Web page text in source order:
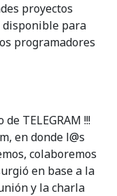
proyectos
disponible para
programadores
de TELEGRAM !!!
en donde l@s
colaboremos
en base a la
y la charla